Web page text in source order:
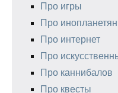
Про игры
Про инопланетян
Про интернет
Про
Про каннибалов
Про квесты